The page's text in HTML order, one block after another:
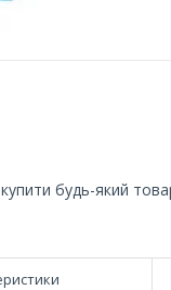
будь-який